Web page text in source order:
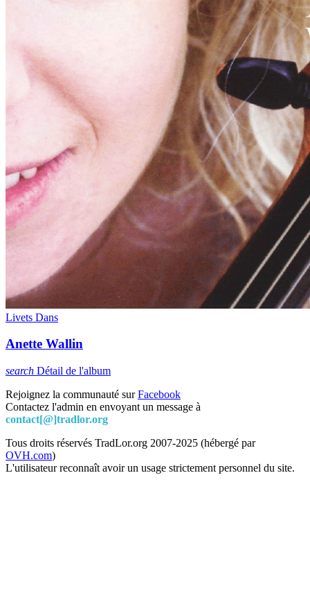
Livets Dans
Anette Wallin
search Détail de l'album
Rejoignez la communauté surFacebook
Contactez l'admin en envoyant un message à
contact[@]tradlor.org
Tous droits réservés TradLor.org 2007-2025 (hébergé par
OVH.com)
L'utilisateur reconnaît avoir un usage strictement personnel du site.